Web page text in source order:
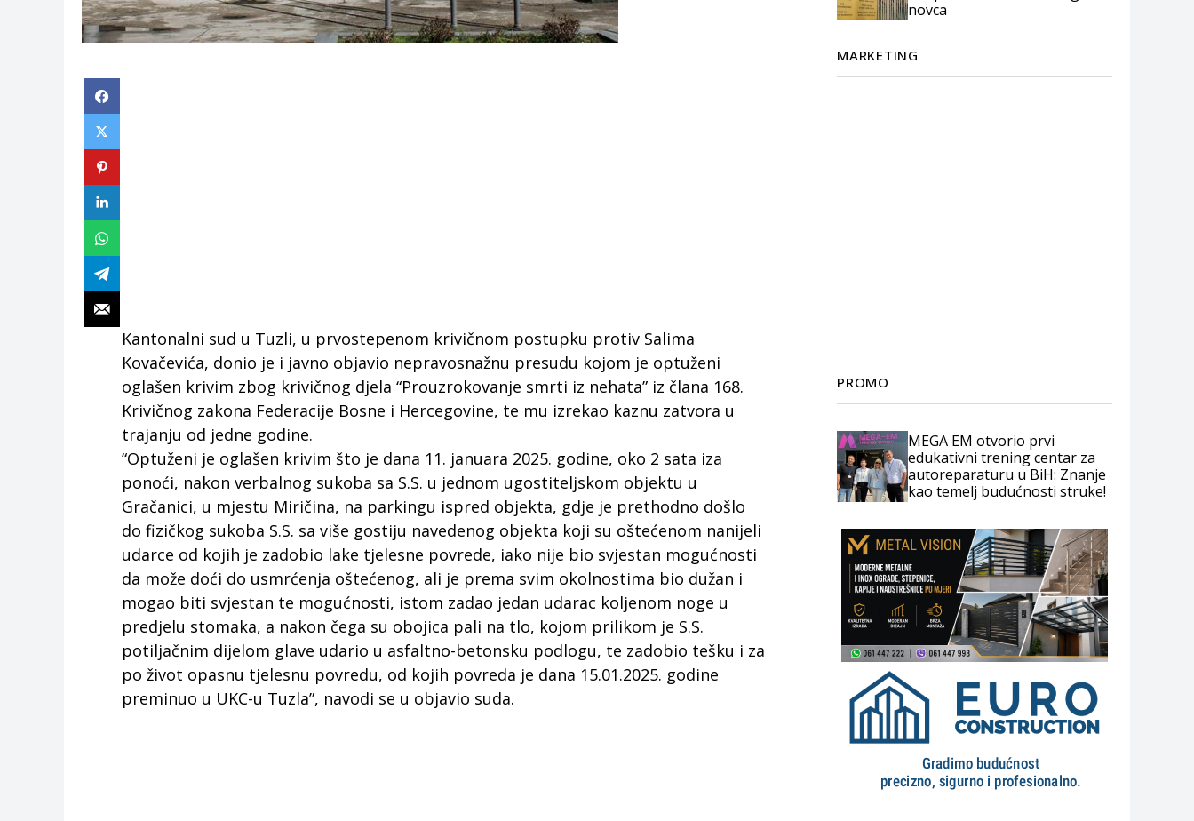
Kantonalni sud u Tuzli, u prvostepenom krivičnom postupku protiv Salima
Kovačevića, donio je i javno objavio nepravosnažnu presudu kojom je optuženi
oglašen krivim zbog krivičnog djela “Prouzrokovanje smrti iz nehata” iz člana 168.
Krivičnog zakona Federacije Bosne i Hercegovine, te mu izrekao kaznu zatvora u
trajanju od jedne godine.
“Optuženi je oglašen krivim što je dana 11. januara 2025. godine, oko 2 sata iza
ponoći, nakon verbalnog sukoba sa S.S. u jednom ugostiteljskom objektu u
Gračanici, u mjestu Miričina, na parkingu ispred objekta, gdje je prethodno došlo
do fizičkog sukoba S.S. sa više gostiju navedenog objekta koji su oštećenom nanijeli
udarce od kojih je zadobio lake tjelesne povrede, iako nije bio svjestan mogućnosti
da može doći do usmrćenja oštećenog, ali je prema svim okolnostima bio dužan i
mogao biti svjestan te mogućnosti, istom zadao jedan udarac koljenom noge u
predjelu stomaka, a nakon čega su obojica pali na tlo, kojom prilikom je S.S.
potiljačnim dijelom glave udario u asfaltno-betonsku podlogu, te zadobio tešku i za
po život opasnu tjelesnu povredu, od kojih povreda je dana 15.01.2025. godine
preminuo u UKC-u Tuzla”, navodi se u objavio suda.
novca
MARKETING
PROMO
MEGA EM otvorio prvi
edukativni trening centar za
autoreparaturu u BiH: Znanje
kao temelj budućnosti struke!